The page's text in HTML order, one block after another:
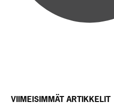
VIIMEISIMMÄT ARTIKKELIT